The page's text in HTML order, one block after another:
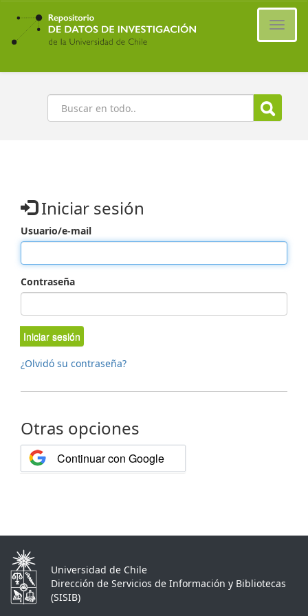
Ir
contenido
principal
Buscar
Iniciar sesión
Usuario/e-mail
Contraseña
Iniciar sesión
¿Olvidó su contraseña?
Otras opciones
Continuar con Google
Universidad de Chile
Dirección de Servicios de Información y Bibliotecas
(SISIB)